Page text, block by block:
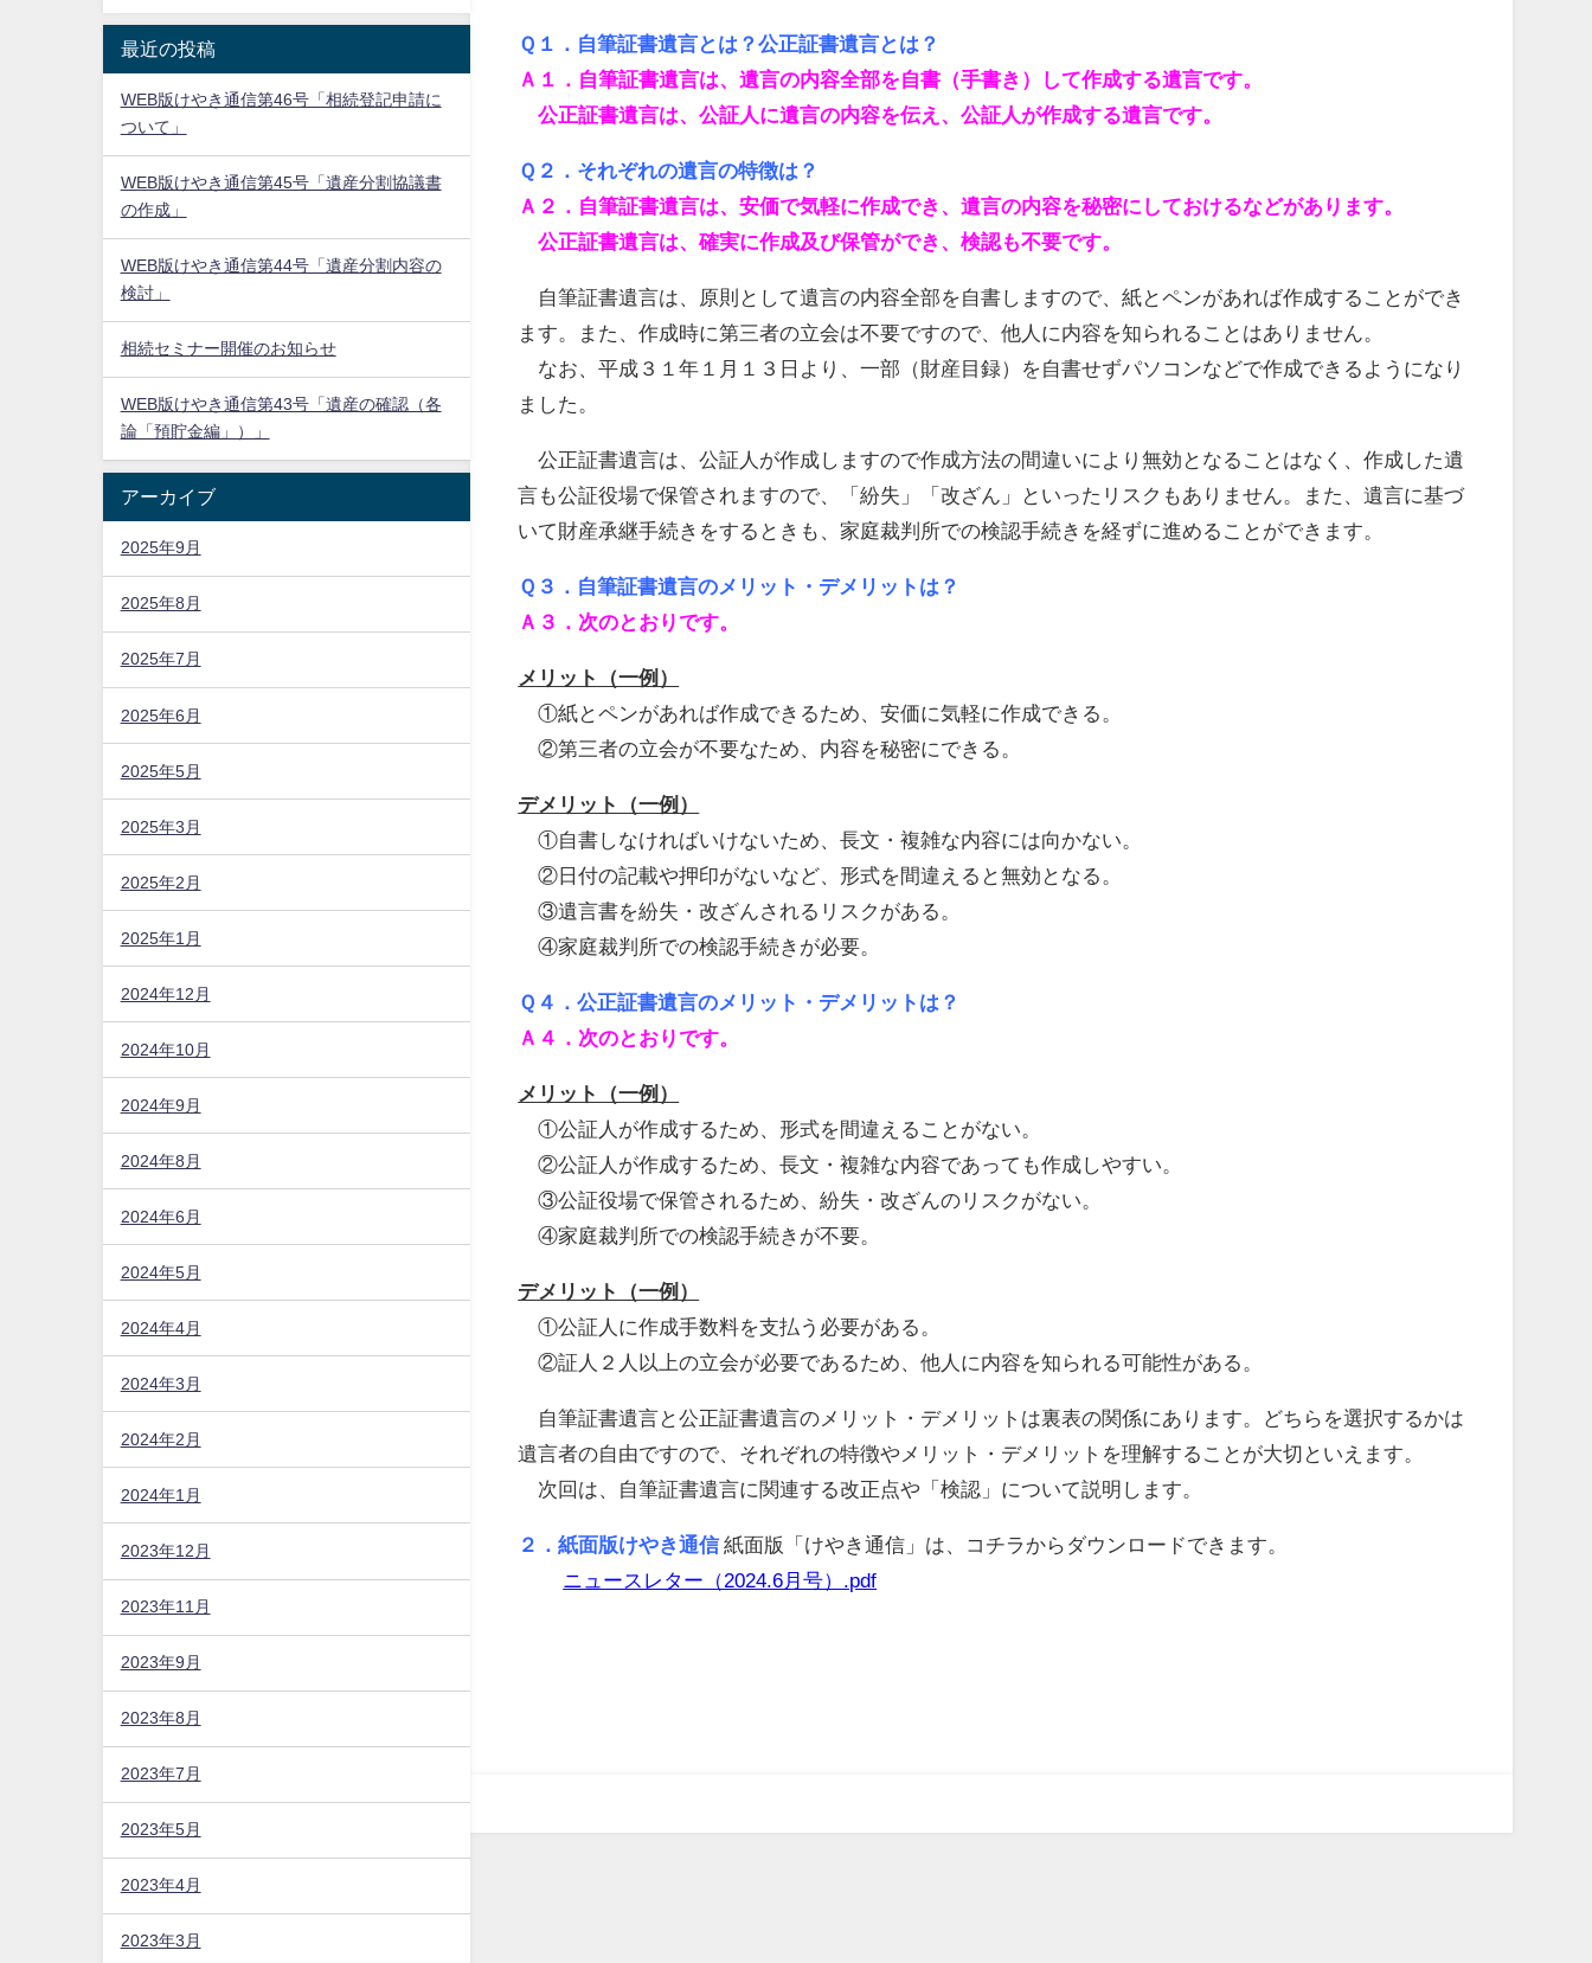
Ｑ１．自筆証書遺言とは？公正証書遺言とは？
Ａ１．自筆証書遺言は、遺言の内容全部を自書（手書き）して作成する遺言です。
公正証書遺言は、公証人に遺言の内容を伝え、公証人が作成する遺言です。
Ｑ２．それぞれの遺言の特徴は？
Ａ２．自筆証書遺言は、安価で気軽に作成でき、遺言の内容を秘密にしておけるなどがあります。
公正証書遺言は、確実に作成及び保管ができ、検認も不要です。
自筆証書遺言は、原則として遺言の内容全部を自書しますので、紙とペンがあれば作成することができ
ます。また、作成時に第三者の立会は不要ですので、他人に内容を知られることはありません。
なお、平成３１年１月１３日より、一部（財産目録）を自書せずパソコンなどで作成できるようになり
ました。
公正証書遺言は、公証人が作成しますので作成方法の間違いにより無効となることはなく、作成した遺
言も公証役場で保管されますので、「紛失」「改ざん」といったリスクもありません。また、遺言に基づ
いて財産承継手続きをするときも、家庭裁判所での検認手続きを経ずに進めることができます。
Ｑ３．自筆証書遺言のメリット・デメリットは？
Ａ３．次のとおりです。
メリット（一例）
①紙とペンがあれば作成できるため、安価に気軽に作成できる。
②第三者の立会が不要なため、内容を秘密にできる。
デメリット（一例）
①自書しなければいけないため、長文・複雑な内容には向かない。
②日付の記載や押印がないなど、形式を間違えると無効となる。
③遺言書を紛失・改ざんされるリスクがある。
④家庭裁判所での検認手続きが必要。
Ｑ４．公正証書遺言のメリット・デメリットは？
Ａ４．次のとおりです。
メリット（一例）
①公証人が作成するため、形式を間違えることがない。
②公証人が作成するため、長文・複雑な内容であっても作成しやすい。
③公証役場で保管されるため、紛失・改ざんのリスクがない。
④家庭裁判所での検認手続きが不要。
デメリット（一例）
①公証人に作成手数料を支払う必要がある。
②証人２人以上の立会が必要であるため、他人に内容を知られる可能性がある。
自筆証書遺言と公正証書遺言のメリット・デメリットは裏表の関係にあります。どちらを選択するかは
遺言者の自由ですので、それぞれの特徴やメリット・デメリットを理解することが大切といえます。
次回は、自筆証書遺言に関連する改正点や「検認」について説明します。
２．紙面版けやき通信紙面版「けやき通信」は、コチラからダウンロードできます。
ニュースレター（2024.6月号）.pdf
最近の投稿
WEB版けやき通信第46号「相続登記申請に
ついて」
WEB版けやき通信第45号「遺産分割協議書
の作成」
WEB版けやき通信第44号「遺産分割内容の
検討」
相続セミナー開催のお知らせ
WEB版けやき通信第43号「遺産の確認（各
論「預貯金編」）」
アーカイブ
2025年9月
2025年8月
2025年7月
2025年6月
2025年5月
2025年3月
2025年2月
2025年1月
2024年12月
2024年10月
2024年9月
2024年8月
2024年6月
2024年5月
2024年4月
2024年3月
2024年2月
2024年1月
2023年12月
2023年11月
2023年9月
2023年8月
2023年7月
2023年5月
2023年4月
2023年3月